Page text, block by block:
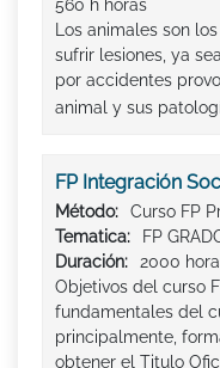
560 h horas
Los animales son
sufrir lesiones, ya
por accidentes
animal y sus
FP Integración
Método:
Curso FP
Tematica:
FP
Duración:
2000
Objetivos del curso
fundamentales del
principalmente,
obtener el Titulo